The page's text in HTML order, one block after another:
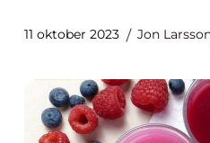
11 oktober 2023 Jon